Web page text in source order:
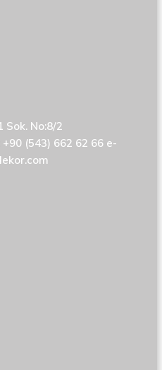
Sok. No:8/2
(543) 662 62 66 e-